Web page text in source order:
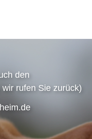
den
rufen Sie zurück)